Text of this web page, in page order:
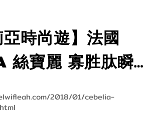
也是術後的修護專家
用它
亞時尚遊】法國
絲寶麗 寡胜肽瞬
生霜 專業全方位
2018/01/cebelia-